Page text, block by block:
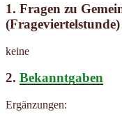
1. Fragen zu
(Frageviertelstunde)
keine
2. Bekanntgaben
Ergänzungen: